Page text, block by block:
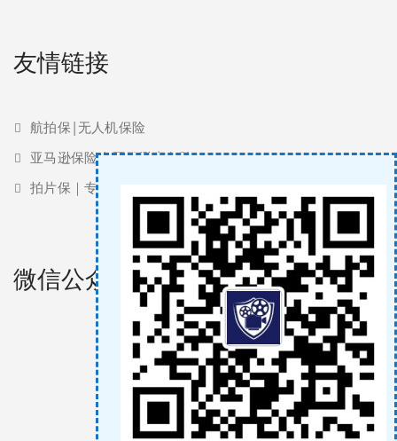
友情链接
航拍保|无人机保险
亚马逊保险 | 亚马逊责任险
拍片保｜专业影视保险服务商
微信公众号